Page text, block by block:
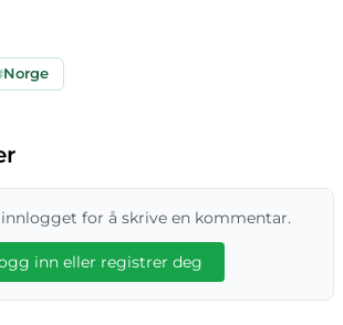
Norge
for å skrive en kommentar.
inn eller registrer deg